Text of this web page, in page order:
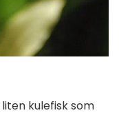
kulefisk som